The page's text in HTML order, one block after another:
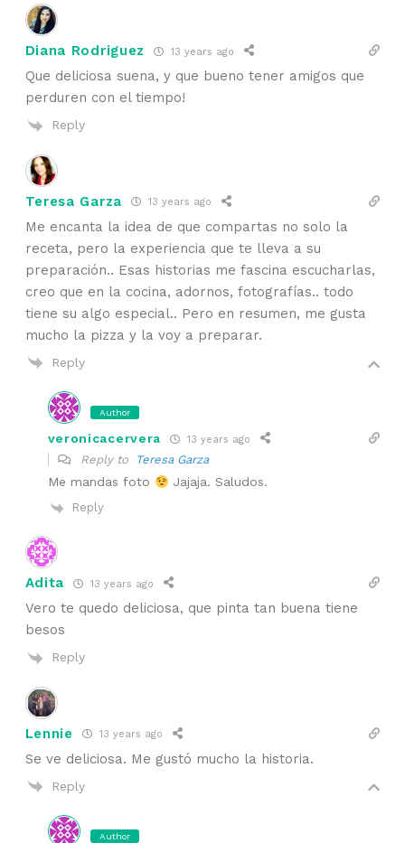
Diana Rodriguez 13 years ago
Que deliciosa suena, y que bueno tener amigos que
perduren con el tiempo!
Reply
Teresa Garza 13 years ago
Me encanta la idea de que compartas no solo la
receta, pero la experiencia que te lleva a su
preparación.. Esas historias me fascina escucharlas,
creo que en la cocina, adornos, fotografías.. todo
tiene su algo especial.. Pero en resumen, me gusta
mucho la pizza y la voy a preparar.
Reply
Author
veronicacervera 13 years ago
Reply to Teresa Garza
Me mandas foto Jajaja. Saludos.
Reply
Adita 13 years ago
Vero te quedo deliciosa, que pinta tan buena tiene
besos
Reply
Lennie 13 years ago
Se ve deliciosa. Me gustó mucho la historia.
Reply
Author